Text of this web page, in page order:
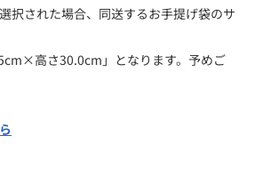
択された場合、同送するお手提げ袋のサ
高さ30.0cm」となります。予めご